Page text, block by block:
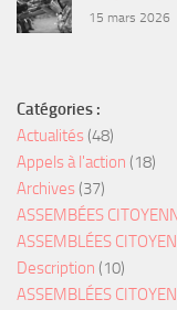
15 mars 2026
Catégories :
Actualités (48)
Appels à l'action (18)
Archives (37)
ASSEMBÉES
ASSEMBLÉES
Description (10)
ASSEMBLÉES